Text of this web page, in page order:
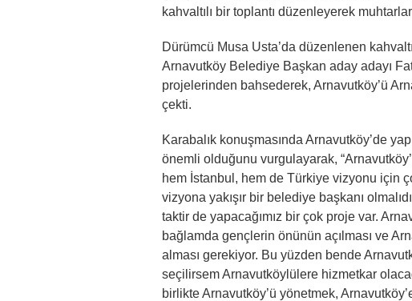
kahvaltılı bir toplantı düzenleyerek
Dürümcü Musa Usta’da düzenlenen
Arnavutköy Belediye Başkan aday adayı
projelerinden bahsederek, Arnavutköy’ü
çekti.
Karabalık konuşmasında Arnavutköy’de
önemli olduğunu vurgulayarak,
hem İstanbul, hem de Türkiye vizyonu için
vizyona yakışır bir belediye başkanı
taktir de yapacağımız bir çok proje var.
bağlamda gençlerin önünün açılması ve
alması gerekiyor. Bu yüzden bende
seçilirsem Arnavutköylülere hizmetkar
birlikte Arnavutköy’ü yönetmek,